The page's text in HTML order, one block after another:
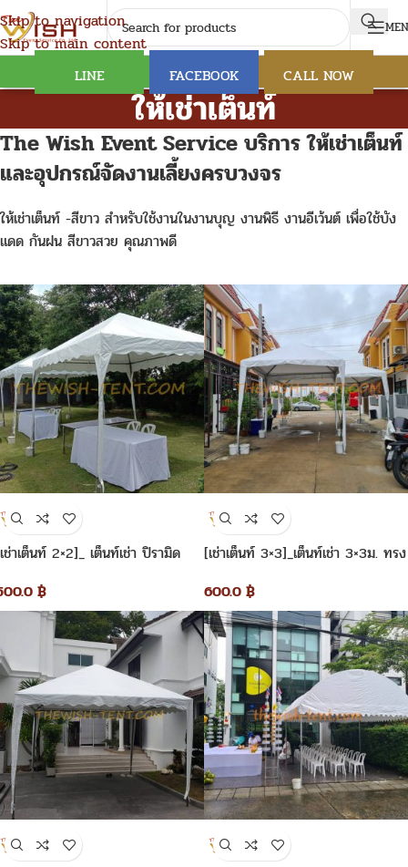
Skip to navigation
Skip to main content
LINE FACEBOOK CALL NOW
ให้เช่าเต็นท์
The Wish Event Service บริการ ให้เช่าเต็นท์
และอุปกรณ์จัดงานเลี้ยงครบวงจร
ให้เช่าเต็นท์ -สีขาว สำหรับใช้งานในงานบุญ งานพิธี งานอีเว้นต์ เพื่อใช้บัง
แดด กันฝน สีขาวสวย คุณภาพดี
ช่าเต็นท์ 2×2]_ เต็นท์เช่า ปิรามิด
฿
[เช่าเต็นท์ 3×3]_เต็นท์เช่า 3×3ม. ทรง
600.0 ฿